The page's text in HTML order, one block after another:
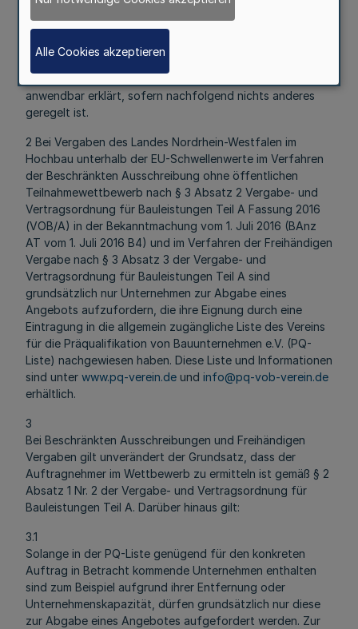
Vergabestellen der öffentliche Auftraggeber sowie für
die anbietende Wirtschaft einzusparen, zu unterstützen,
werden diese Erlasse für die Vergabe von öffentliche
anwendbar erklärt, sofern nachfolgend nichts anderes
geregelt ist.
2 Bei Vergaben des Landes Nordrhein-Westfalen im
Hochbau unterhalb der EU-Schwellenwerte im Verfahren
der Beschränkten Ausschreibung ohne öffentlichen
Teilnahmewettbewerb nach § 3 Absatz 2 Vergabe- und
Vertragsordnung für Bauleistungen Teil A Fassung 2016
(VOB/A) in der Bekanntmachung vom 1. Juli 2016 (BAnz
AT vom 1. Juli 2016 B4) und im Verfahren der Freihändigen
Vergabe nach § 3 Absatz 3 der Vergabe- und
Vertragsordnung für Bauleistungen Teil A sind
grundsätzlich nur Unternehmen zur Abgabe eines
Angebots aufzufordern, die ihre Eignung durch eine
Eintragung in die allgemein zugängliche Liste des Vereins
für die Präqualifikation von Bauunternehmen e.V. (PQ-
Liste) nachgewiesen haben. Diese Liste und Informationen
sind unter www.pq-verein.de und info@pq-vob-verein.de
erhältlich.
3
Bei Beschränkten Ausschreibungen und Freihändigen
Vergaben gilt unverändert der Grundsatz, dass der
Auftragnehmer im Wettbewerb zu ermitteln ist gemäß § 2
Absatz 1 Nr. 2 der Vergabe- und Vertragsordnung für
Bauleistungen Teil A. Darüber hinaus gilt:
3.1
Solange in der PQ-Liste genügend für den konkreten
Auftrag in Betracht kommende Unternehmen enthalten
sind zum Beispiel aufgrund ihrer Entfernung oder
Unternehmenskapazität, dürfen grundsätzlich nur diese
zur Abgabe eines Angebotes aufgefordert werden. Zur
Alle Cookies akzeptieren